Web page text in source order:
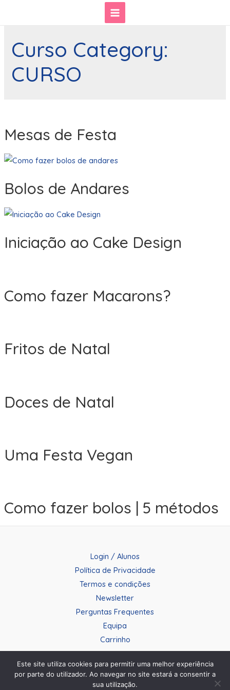
Main
Curso Category:
CURSO
Mesas de Festa
Bolos de Andares
Iniciação ao Cake Design
Como fazer Macarons?
Fritos de Natal
Doces de Natal
Uma Festa Vegan
Como fazer bolos | 5 métodos
Login / Alunos
Política de Privacidade
Termos e condições
Newsletter
Perguntas Frequentes
Equipa
Carrinho
Este site utiliza cookies para permitir uma melhor experiência
por parte do utilizador. Ao navegar no site estará a consentir a
sua utilização.